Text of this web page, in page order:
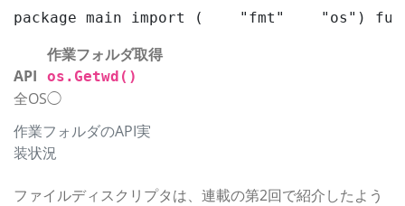
package main import (    "fmt"    "os")
作業フォルダのAPI実
装状況
作業フォルダ取得
API
os.Getwd()
全OS◯
ファイルディスクリプタは、連載の第2回で紹介したよう